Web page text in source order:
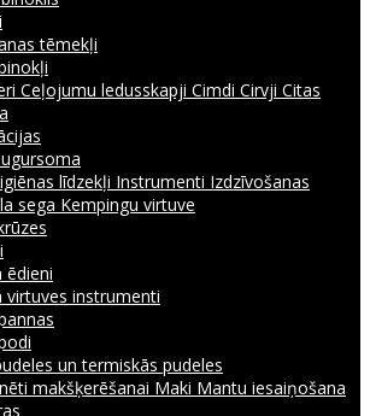
tēmekļi
Ceļojumu ledusskapji Cimdi Cirvji Citas
līdzekļi Instrumenti Izdzīvošanas
sega Kempingu virtuve
ēdieni
virtuves instrumenti
un termiskās pudeles
makšķerēšanai Maki Mantu iesaiņošana